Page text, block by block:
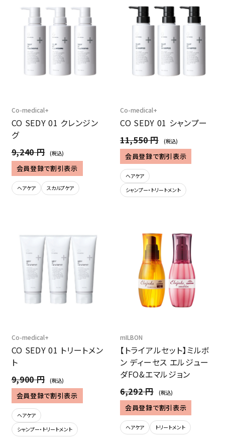
Co-medical+
CO SEDY 01 クレンジン
グ
9,240 円
(税込)
会員登録で割引表示
ヘアケア スカルプケア
Co-medical+
CO SEDY 01 シャンプー
11,550 円
(税込)
会員登録で割引表示
ヘアケア
シャンプー・トリートメント
Co-medical+
CO SEDY 01 トリートメン
ト
9,900 円
(税込)
会員登録で割引表示
ヘアケア
シャンプー・トリートメント
mILBON
【トライアルセット】ミルボ
ン ディーセス エルジュー
ダFO&エマルジョン
6,292 円
(税込)
会員登録で割引表示
ヘアケア トリートメント